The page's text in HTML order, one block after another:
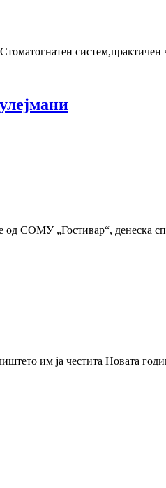
систем,практичен
СОМУ „Гостивар“, денеска
им ја честита Новата